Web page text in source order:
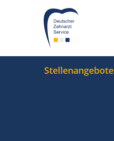
Stellenangebote